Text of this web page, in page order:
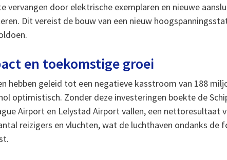
vervangen door elektrische exemplaren en nieuwe
Dit vereist de bouw van een nieuw
en toekomstige groei
hebben geleid tot een negatieve kasstroom van 188
optimistisch. Zonder deze investeringen boekte de
Airport en Lelystad Airport vallen, een nettoresultaat
reizigers en vluchten, wat de luchthaven ondanks de